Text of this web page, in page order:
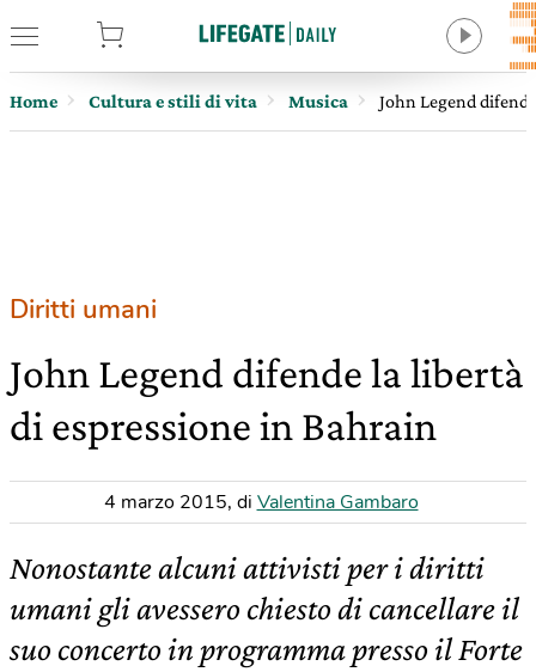
Home Cultura e stili di vita Musica John Legend
Diritti umani
John Legend difende la libertà
di espressione in Bahrain
4 marzo 2015, di Valentina Gambaro
Nonostante alcuni attivisti per i diritti
umani gli avessero chiesto di cancellare il
suo concerto in programma presso il Forte